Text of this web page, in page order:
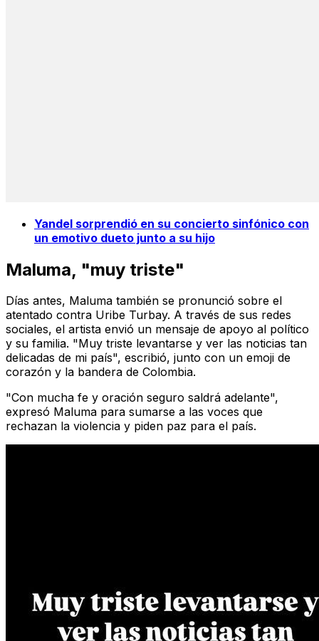
Yandel sorprendió en su concierto sinfónico con
un emotivo dueto junto a su hijo
Maluma, "muy triste"
Días antes, Maluma también se pronunció sobre el
atentado contra Uribe Turbay. A través de sus redes
sociales, el artista envió un mensaje de apoyo al político
y su familia. "Muy triste levantarse y ver las noticias tan
delicadas de mi país", escribió, junto con un emoji de
corazón y la bandera de Colombia.
"Con mucha fe y oración seguro saldrá adelante",
expresó Maluma para sumarse a las voces que
rechazan la violencia y piden paz para el país.